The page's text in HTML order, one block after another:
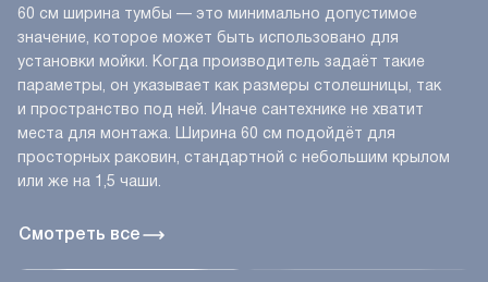
Смотреть все
60 см ширина тумбы — это минимально допустимое
значение, которое может быть использовано для
установки мойки. Когда производитель задаёт такие
параметры, он указывает как размеры столешницы, так
и пространство под ней. Иначе сантехнике не хватит
места для монтажа. Ширина 60 см подойдёт для
просторных раковин, стандартной с небольшим крылом
или же на 1,5 чаши.